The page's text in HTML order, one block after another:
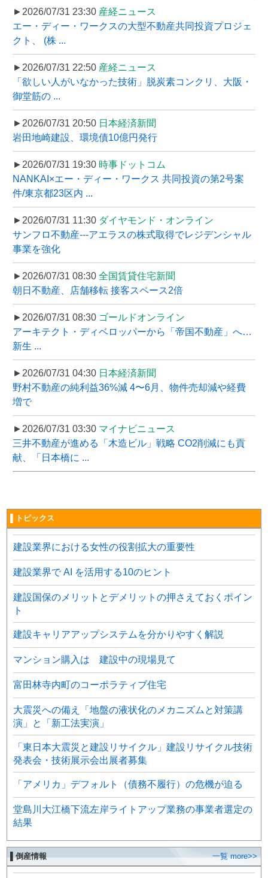
►2026/07/31 23:30 産経ニュース
エー・ディー・ワークスの大型不動産共同投資プロジェ
クト、 (株 ...
►2026/07/31 22:50 産経ニュース
「欲しい人がいなかった技術」脱炭素コンクリ、大阪・
御堂筋の ...
►2026/07/31 20:50 日本経済新聞
岩田地崎建設、環境債10億円発行
►2026/07/31 19:30 時事ドットコム
NANKAI×エー・ディー・ワークス 共同投資の第2号案
件/東京都23区内 ...
►2026/07/31 11:30 ダイヤモンド・オンライン
サンフロ不動産---アエラスの株式取得でレジデンシャル
事業を強化
►2026/07/31 08:30 全国賃貸住宅新聞
朝日不動産、店舗移転 接客スペース2倍
►2026/07/31 08:30 ゴールドオンライン
アーキテクト・ディベロッパーから「帝国不動産」へ…
新生 ...
►2026/07/31 04:30 日本経済新聞
野村不動産の純利益36%減 4〜6月、物件売却減や経費
増で
►2026/07/31 03:30 マイナビニュース
三井不動産が進める「木造ビル」戦略 CO2削減にも貢
献、「日本橋に ...
▌トピックス
建設業界における女性の役割拡大の重要性
建設業界で AI を活用する10のヒント
建設国保のメリットとデメリットの押さえておくポイン
ト
建設キャリアアップシステムを分かりやすく解説
マンション購入は 建設中の現場見て
富田林寺内町のコーポラティブ住宅
大震災への備え「地盤の液状化のメカニズムと対策講
演」と「新工法実演」
「東日本大震災と建設リサイクル」建設リサイクル技術
発表会・技術展示会出展者募集
「アメリカ」デフォルト（債務不履行）の危機が迫る
堂島川大江橋下流左岸ライトアップ業務の事業者選定の
結果
▌倒産情報 一覧 more>>